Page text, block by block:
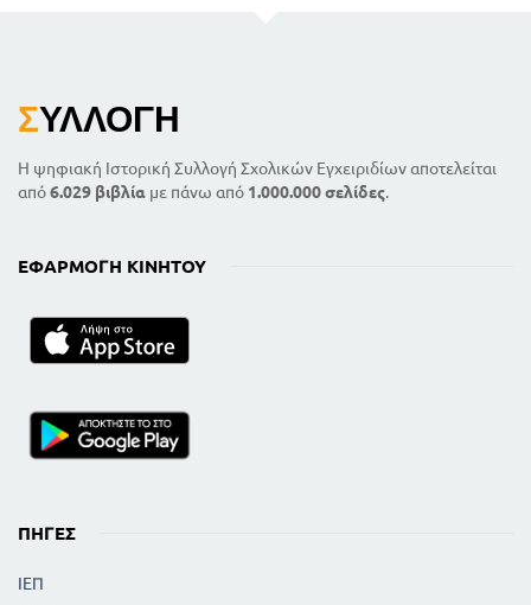
ΣΥΛΛΟΓΉ
Η ψηφιακή Ιστορική Συλλογή Σχολικών Εγχειριδίων αποτελείται
από6.029 βιβλία με πάνω από 1.000.000 σελίδες.
ΕΦΑΡΜΟΓΉ ΚΙΝΗΤΟΎ
ΠΗΓΈΣ
ΙΕΠ